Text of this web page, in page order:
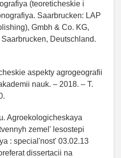
(teoreticheskie i
Saarbrucken: LAP
Gmbh & Co. KG,
Deutschland.
aspekty agrogeografii
nauk. – 2018. – T.
Agroekologicheskaya
zemel' lesostepi
: special'nost' 03.02.13
dissertacii na